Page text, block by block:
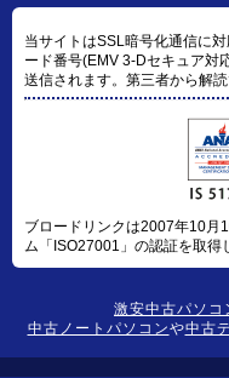
当サイトはSSL暗号化通信に
ード番号(EMV 3-Dセキュア対
送信されます。第三者から解
ブロードリンクは2007年10月
ム「ISO27001」の認証を取得
激安中古パソコ
中古ノートパソコンや中古